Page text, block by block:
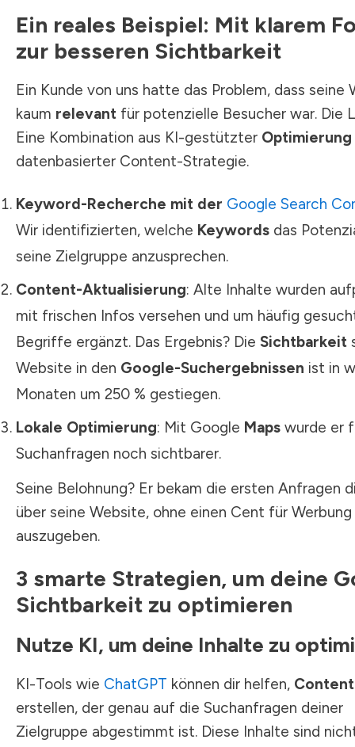
Ein reales Beispiel: Mit klarem
zur besseren Sichtbarkeit
Ein Kunde von uns hatte das Problem, dass seine
kaum relevant für potenzielle Besucher war. Die
Eine Kombination aus KI-gestützter Optimierung
datenbasierter Content-Strategie.
Keyword-Recherche mit der Google Search
Wir identifizierten, welche Keywords das
seine Zielgruppe anzusprechen.
Content-Aktualisierung: Alte Inhalte wurden
mit frischen Infos versehen und um häufig
Begriffe ergänzt. Das Ergebnis? Die Sichtbarkeit
Website in den Google-Suchergebnissen ist in
Monaten um 250 % gestiegen.
Lokale Optimierung: Mit Google Maps wurde er
Suchanfragen noch sichtbarer.
Seine Belohnung? Er bekam die ersten Anfragen
über seine Website, ohne einen Cent für Werbung
auszugeben.
3 smarte Strategien, um deine
Sichtbarkeit zu optimieren
Nutze KI, um deine Inhalte zu
KI-Tools wie ChatGPT können dir helfen, Content
erstellen, der genau auf die Suchanfragen deiner
Zielgruppe abgestimmt ist. Diese Inhalte sind